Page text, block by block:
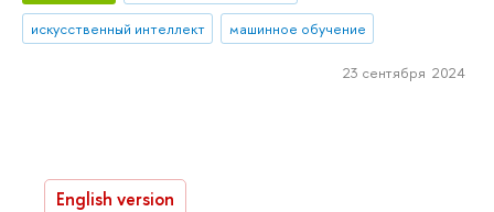
English version
искусственный интеллект
машинное обучение
23 сентября 2024